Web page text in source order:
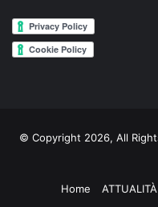
© Copyright 2026, All
Home